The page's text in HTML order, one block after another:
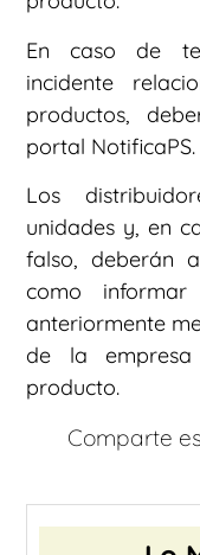
En caso de
incidente
productos,
portal NotificaPS.
Los
unidades y, en
falso, deberán
como
anteriormente
de la
producto.
Comparte